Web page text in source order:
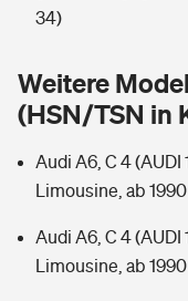
Hochwasser-Check:
Wer versichert was:
Private
34)
Weitere
(HSN/TSN in
Audi A6, C 4 (AUDI
Limousine, ab 1990
Audi A6, C 4 (AUDI
Limousine, ab 1990